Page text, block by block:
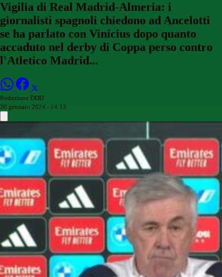
Vigilia di Real Madrid-Almeria: i
giornalisti spagnoli chiedono ad Ancelotti
se ha parlato con Vinicius dopo quanto
accaduto nel derby di Coppa perso contro
l'Atletico Madrid...
Redazione DDD
20 gennaio 2024 - 14:15